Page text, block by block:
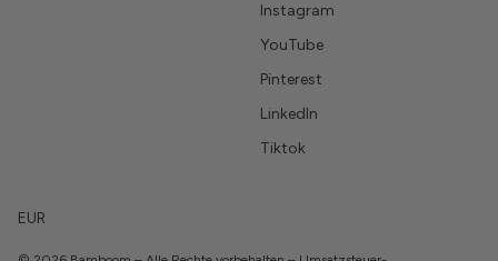
Instagram
YouTube
Pinterest
LinkedIn
Tiktok
EUR